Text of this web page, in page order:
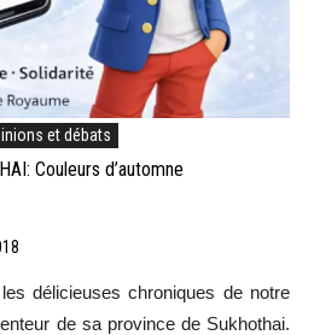
et débats
Couleurs d’automne
délicieuses chroniques de notre
de sa province de Sukhothai.